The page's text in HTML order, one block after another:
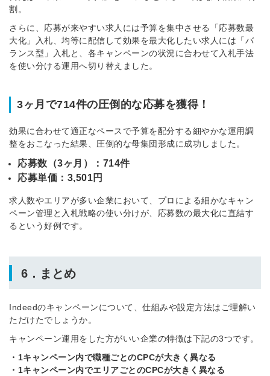
割。
さらに、応募が来やすい求人には予算を集中させる「応募数最
大化」入札、均等に配信して効果を最大化したい求人には「バ
ランス型」入札と、各キャンペーンの状況に合わせて入札手法
を使い分ける運用へ切り替えました。
3ヶ月で714件の圧倒的な応募を獲得！
効果に合わせて適正なペースで予算を配分する細やかな運用調
整をおこなった結果、圧倒的な母集団形成に成功しました。
応募数（3ヶ月）：714件
応募単価：3,501円
求人数やエリアが多い企業において、プロによる細かなキャン
ペーン管理と入札戦略の使い分けが、応募数の最大化に直結す
るという好例です。
6．まとめ
Indeedのキャンペーンについて、仕組みや設定方法はご理解い
ただけたでしょうか。
キャンペーン運用をした方がいい企業の特徴は下記の3つです。
・1キャンペーン内で職種ごとのCPCが大きく異なる
・1キャンペーン内でエリアごとのCPCが大きく異なる